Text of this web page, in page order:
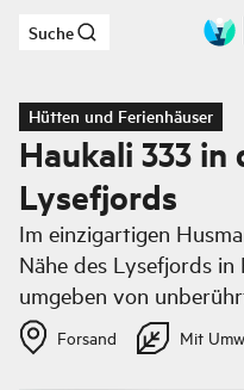
Zum Hauptinhalt
Suche
Hütten und Ferienhäuser
Haukali 333 in
Lysefjords
Im einzigartigen
Nähe des Lysefjords
umgeben von
Forsand Mit